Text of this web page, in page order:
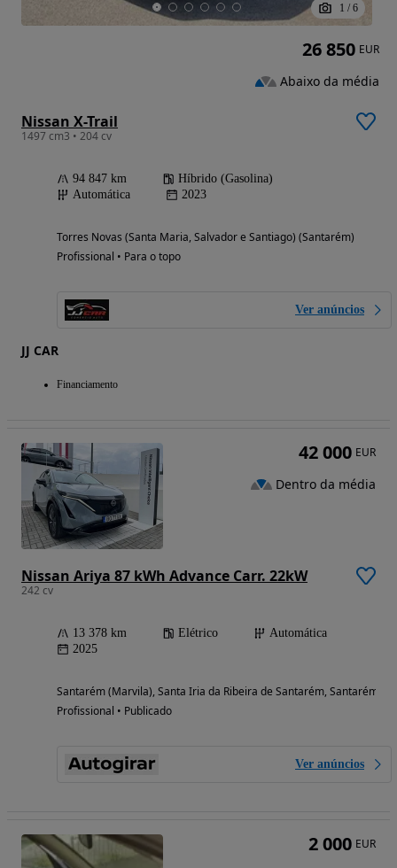
1 / 6
Nissan X-Trail
1497 cm3 • 204 cv
94 847 km
Híbrido (Gasolina)
Automática
2023
Torres Novas (Santa Maria, Salvador e Santiago) (Santarém)
Profissional • Para o topo
Ver anúncios
JJ CAR
Financiamento
26 850 EUR
Abaixo da média
Nissan Ariya 87 kWh Advance Carr. 22kW
242 cv
13 378 km Elétrico
Automática
2025
Santarém (Marvila), Santa Iria da Ribeira de Santarém, Santarém
Profissional • Publicado
Ver anúncios
42 000 EUR
Dentro da média
2 000 EUR